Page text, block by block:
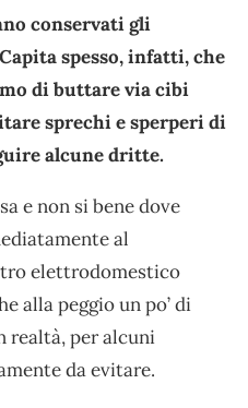
conservati gli
spesso, infatti, che
di buttare via cibi
sprechi e sperperi di
alcune dritte.
e non si bene dove
al
elettrodomestico
alla peggio un po’ di
realtà, per alcuni
da evitare.